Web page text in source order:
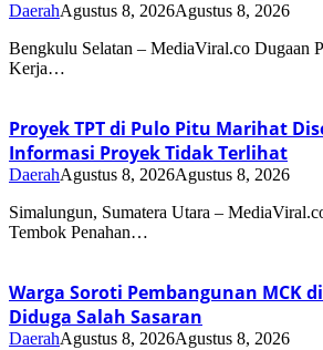
DaerahAgustus 8, 2026Agustus 8, 2026
Bengkulu Selatan – MediaViral.co Dugaan
Kerja…
Proyek TPT di Pulo Pitu Marihat
Informasi Proyek Tidak Terlihat
DaerahAgustus 8, 2026Agustus 8, 2026
Simalungun, Sumatera Utara –
Tembok Penahan…
Warga Soroti Pembangunan MCK
Diduga Salah Sasaran
DaerahAgustus 8, 2026Agustus 8, 2026